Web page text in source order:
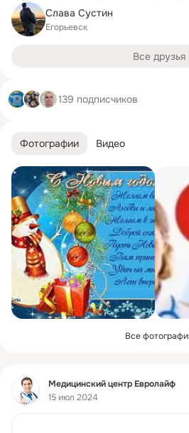
Фотографии Видео
Все
Фид
Медицинский центр Евролайф
15 июл 2024
Слава Сустин
Егорьевск
Все друзья
139 подписчиков